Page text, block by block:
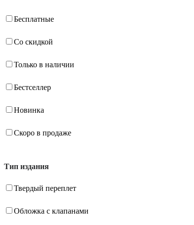
Бесплатные
Со скидкой
Только в наличии
Бестселлер
Новинка
Скоро в продаже
Тип издания
Твердый переплет
Обложка с клапанами